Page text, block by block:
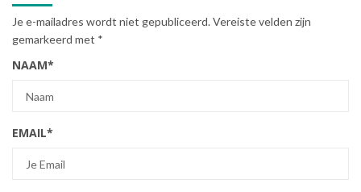
Je e-mailadres wordt niet gepubliceerd.Vereiste velden zijn
gemarkeerd met *
NAAM*
EMAIL*